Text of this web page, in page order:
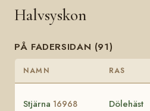
Halvsyskon
PÅ FADERSIDAN (91)
NAMN RAS
Stjärna 16968 Dölehäst